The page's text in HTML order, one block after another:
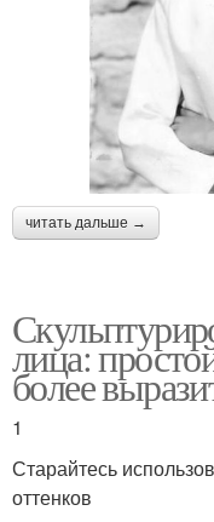
читать дальше →
лица:
более
1
Старайтесь
оттенков